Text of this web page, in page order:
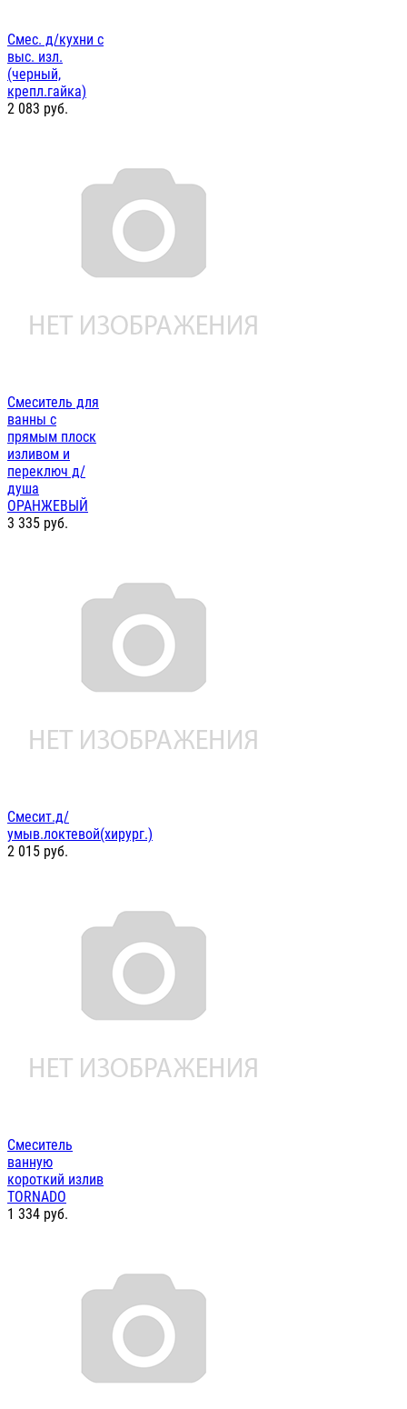
Смес. д/кухни с
выс. изл.
(черный,
крепл.гайка)
2 083 руб.
Смеситель для
ванны с
прямым плоск
изливом и
переключ д/
душа
ОРАНЖЕВЫЙ
3 335 руб.
Смесит.д/
умыв.локтевой(хирург.)
2 015 руб.
Смеситель
ванную
короткий излив
TORNADO
1 334 руб.